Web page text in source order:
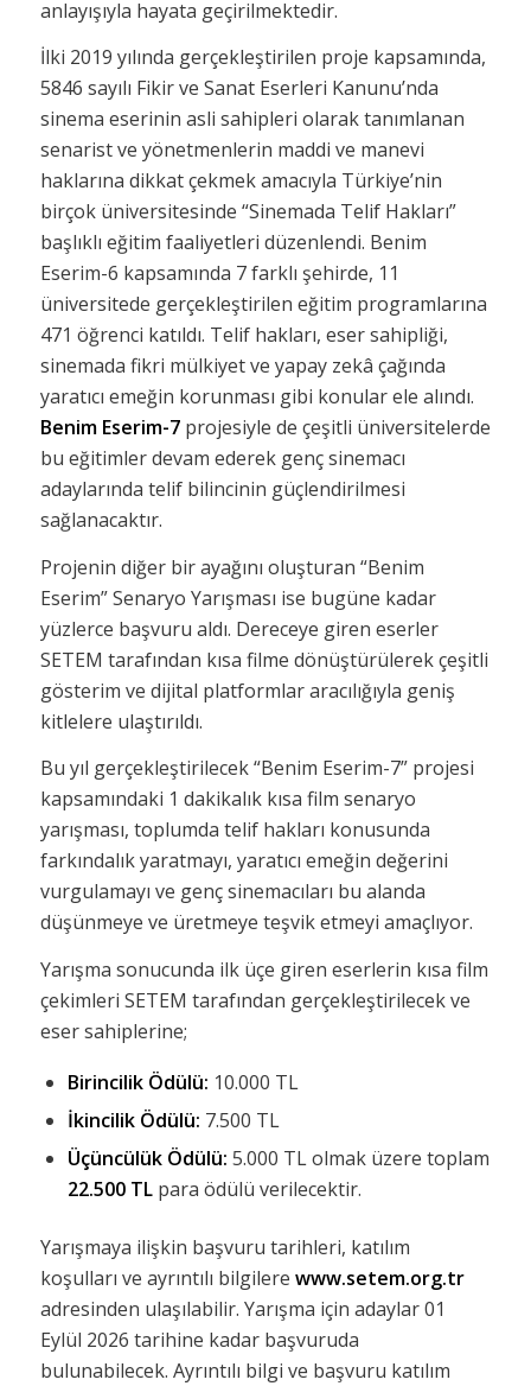
anlayışıyla hayata geçirilmektedir.
İlki 2019 yılında gerçekleştirilen proje kapsamında,
5846 sayılı Fikir ve Sanat Eserleri Kanunu’nda
sinema eserinin asli sahipleri olarak tanımlanan
senarist ve yönetmenlerin maddi ve manevi
haklarına dikkat çekmek amacıyla Türkiye’nin
birçok üniversitesinde “Sinemada Telif Hakları”
başlıklı eğitim faaliyetleri düzenlendi. Benim
Eserim-6 kapsamında 7 farklı şehirde, 11
üniversitede gerçekleştirilen eğitim programlarına
471 öğrenci katıldı. Telif hakları, eser sahipliği,
sinemada fikri mülkiyet ve yapay zekâ çağında
yaratıcı emeğin korunması gibi konular ele alındı.
Benim Eserim-7projesiyle de çeşitli üniversitelerde
bu eğitimler devam ederek genç sinemacı
adaylarında telif bilincinin güçlendirilmesi
sağlanacaktır.
Projenin diğer bir ayağını oluşturan “Benim
Eserim” Senaryo Yarışması ise bugüne kadar
yüzlerce başvuru aldı. Dereceye giren eserler
SETEM tarafından kısa filme dönüştürülerek çeşitli
gösterim ve dijital platformlar aracılığıyla geniş
kitlelere ulaştırıldı.
Bu yıl gerçekleştirilecek “Benim Eserim-7” projesi
kapsamındaki 1 dakikalık kısa film senaryo
yarışması, toplumda telif hakları konusunda
farkındalık yaratmayı, yaratıcı emeğin değerini
vurgulamayı ve genç sinemacıları bu alanda
düşünmeye ve üretmeye teşvik etmeyi amaçlıyor.
Yarışma sonucunda ilk üçe giren eserlerin kısa film
çekimleri SETEM tarafından gerçekleştirilecek ve
eser sahiplerine;
Birincilik Ödülü: 10.000 TL
İkincilik Ödülü: 7.500 TL
Üçüncülük Ödülü: 5.000 TL olmak üzere toplam
22.500 TLpara ödülü verilecektir.
Yarışmaya ilişkin başvuru tarihleri, katılım
koşulları ve ayrıntılı bilgilere www.setem.org.tr
adresinden ulaşılabilir. Yarışma için adaylar 01
Eylül 2026 tarihine kadar başvuruda
bulunabilecek. Ayrıntılı bilgi ve başvuru katılım